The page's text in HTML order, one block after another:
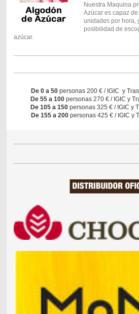
Nuestra Maquina
Azúcar es capaz
unidades por hora,
posibilidad de
azúcar.
De 0 a 50 personas 200 € / IGIC y
De 55 a 100 personas 270 € / IGIC y
De 105 a 150personas 325 € / IGIC y
De 155 a 200 personas 425 € / IGIC y